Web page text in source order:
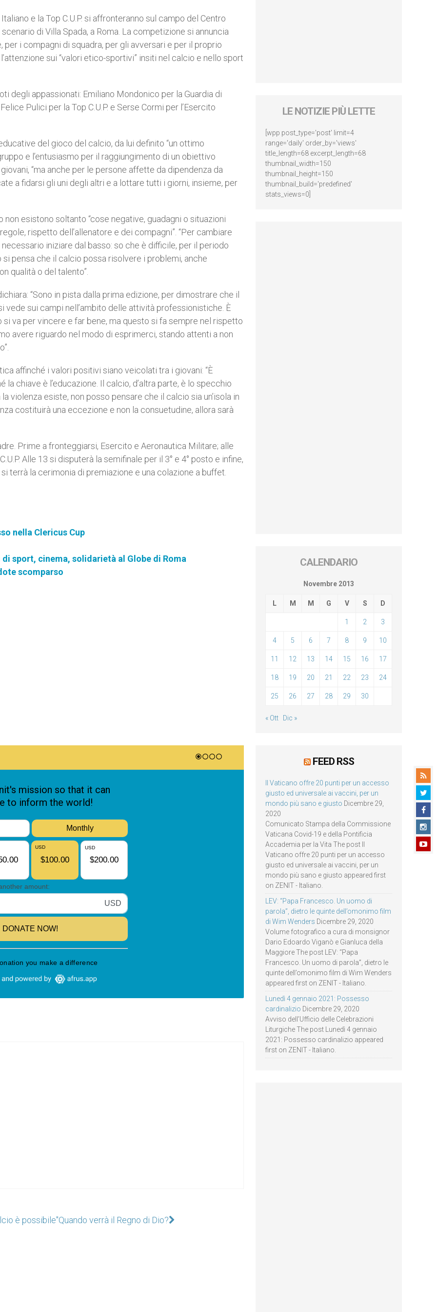
e la Top C.U.P. si affronteranno sul campo del Centro
di Villa Spada, a Roma. La competizione si annuncia
i compagni di squadra, per gli avversari e per il proprio
sui “valori etico-sportivi” insiti nel calcio e nello sport
degli appassionati: Emiliano Mondonico per la Guardia di
Pulici per la Top C.U.P. e Serse Cormi per l’Esercito
del gioco del calcio, da lui definito “un ottimo
e l’entusiasmo per il raggiungimento di un obiettivo
“ma anche per le persone affette da dipendenza da
a fidarsi gli uni degli altri e a lottare tutti i giorni, insieme, per
esistono soltanto “cose negative, guadagni o situazioni
rispetto dell’allenatore e dei compagni”. “Per cambiare
iniziare dal basso: so che è difficile, per il periodo
pensa che il calcio possa risolvere i problemi, anche
qualità o del talento”.
“Sono in pista dalla prima edizione, per dimostrare che il
sui campi nell’ambito delle attività professionistiche. È
va per vincere e far bene, ma questo si fa sempre nel rispetto
avere riguardo nel modo di esprimerci, stando attenti a non
affinché i valori positivi siano veicolati tra i giovani: “È
chiave è l’educazione. Il calcio, d’altra parte, è lo specchio
violenza esiste, non posso pensare che il calcio sia un’isola in
costituirà una eccezione e non la consuetudine, allora sarà
Prime a fronteggiarsi, Esercito e Aeronautica Militare; alle
Alle 13 si disputerà la semifinale per il 3° e 4° posto e infine,
terrà la cerimonia di premiazione e una colazione a buffet.
nella Clericus Cup
sport, cinema, solidarietà al Globe di Roma
scomparso
è possibile"Quando verrà il Regno di Dio?
LE NOTIZIE PIÙ LETTE
[wpp post_type='post' limit=4
range='daily' order_by='views'
title_length=68 excerpt_length=68
thumbnail_width=150
thumbnail_height=150
thumbnail_build='predefined'
stats_views=0]
CALENDARIO
Novembre 2013
L M M G V S D
1 2 3
4 5 6 7 8 9 10
11 12 13 14 15 16 17
18 19 20 21 22 23 24
25 26 27 28 29 30
« Ott Dic »
FEED RSS
Il Vaticano offre 20 punti per un accesso
giusto ed universale ai vaccini, per un
mondo più sano e giusto Dicembre 29,
2020
Comunicato Stampa della Commissione
Vaticana Covid-19 e della Pontificia
Accademia per la Vita The post Il
Vaticano offre 20 punti per un accesso
giusto ed universale ai vaccini, per un
mondo più sano e giusto appeared first
on ZENIT - Italiano.
LEV: “Papa Francesco. Un uomo di
parola”, dietro le quinte dell’omonimo film
di Wim Wenders Dicembre 29, 2020
Volume fotografico a cura di monsignor
Dario Edoardo Viganò e Gianluca della
Maggiore The post LEV: “Papa
Francesco. Un uomo di parola”, dietro le
quinte dell’omonimo film di Wim Wenders
appeared first on ZENIT - Italiano.
Lunedì 4 gennaio 2021: Possesso
cardinalizio Dicembre 29, 2020
Avviso dell’Ufficio delle Celebrazioni
Liturgiche The post Lunedì 4 gennaio
2021: Possesso cardinalizio appeared
first on ZENIT - Italiano.